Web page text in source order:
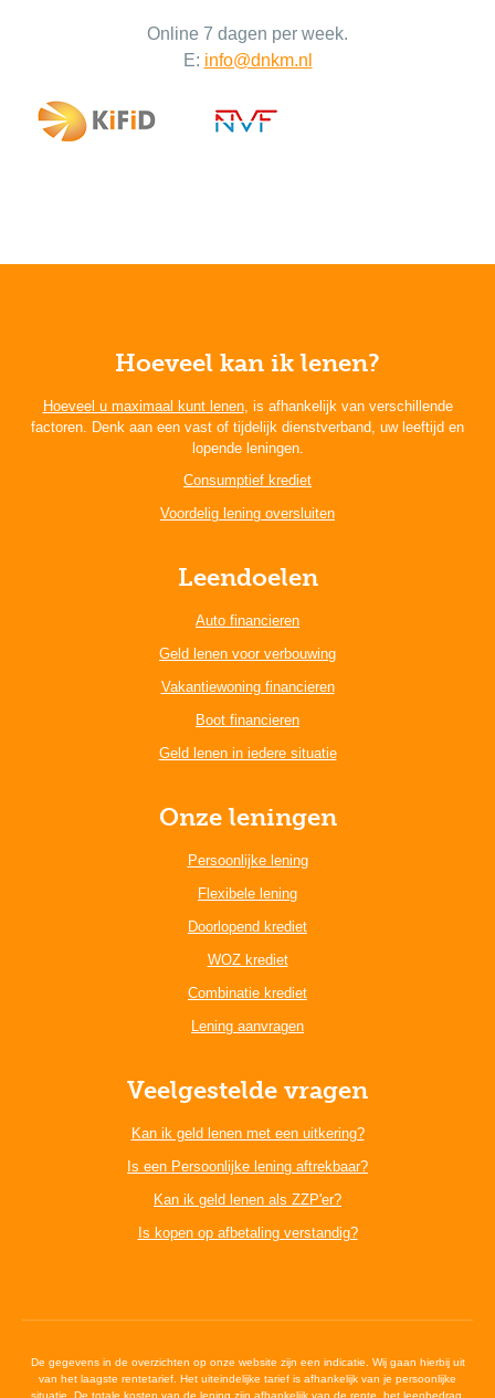
Online 7 dagen per week.
E: info@dnkm.nl
Hoeveel kan ik lenen?
Hoeveel u maximaal kunt lenen, is afhankelijk van verschillende
factoren. Denk aan een vast of tijdelijk dienstverband, uw leeftijd en
lopende leningen.
Consumptief krediet
Voordelig lening oversluiten
Leendoelen
Auto financieren
Geld lenen voor verbouwing
Vakantiewoning financieren
Boot financieren
Geld lenen in iedere situatie
Onze leningen
Persoonlijke lening
Flexibele lening
Doorlopend krediet
WOZ krediet
Combinatie krediet
Lening aanvragen
Veelgestelde vragen
Kan ik geld lenen met een uitkering?
Is een Persoonlijke lening aftrekbaar?
Kan ik geld lenen als ZZP'er?
Is kopen op afbetaling verstandig?
De gegevens in de overzichten op onze website zijn een indicatie. Wij gaan hierbij uit
van het laagste rentetarief. Het uiteindelijke tarief is afhankelijk van je persoonlijke
situatie. De totale kosten van de lening zijn afhankelijk van de rente, het leenbedrag,